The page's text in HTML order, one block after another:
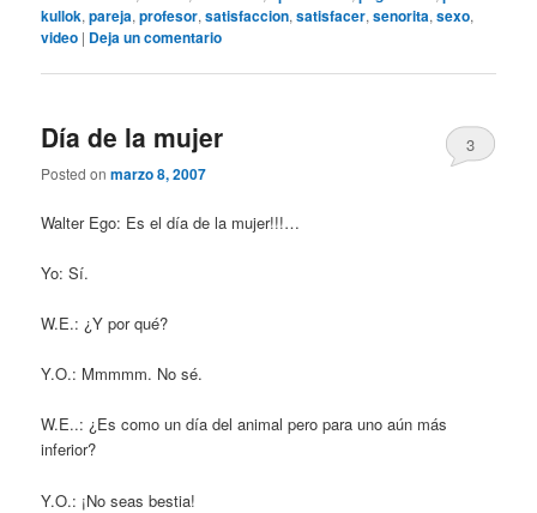
kullok,pareja,profesor,satisfaccion,satisfacer,senorita,sexo,
video | Deja un comentario
Día de la mujer
Posted onmarzo 8, 2007
3
Walter Ego: Es el día de la mujer!!!…
Yo: Sí.
W.E.: ¿Y por qué?
Y.O.: Mmmmm. No sé.
W.E..: ¿Es como un día del animal pero para uno aún más
inferior?
Y.O.: ¡No seas bestia!